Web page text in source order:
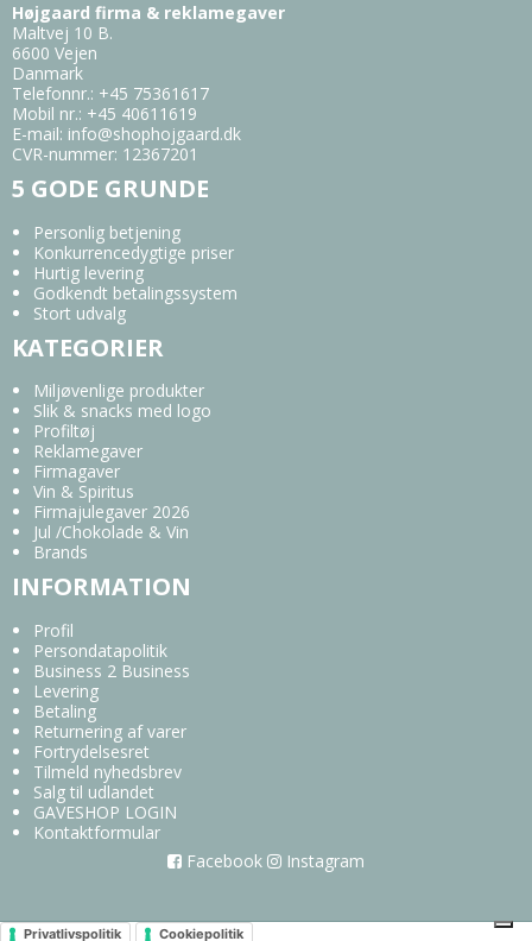
Højgaard firma & reklamegaver
Maltvej 10 B.
6600 Vejen
Danmark
Telefonnr.: +45 75361617
Mobil nr.: +45 40611619
E-mail: info@shophojgaard.dk
CVR-nummer: 12367201
5 GODE GRUNDE
Personlig betjening
Konkurrencedygtige priser
Hurtig levering
Godkendt betalingssystem
Stort udvalg
KATEGORIER
Miljøvenlige produkter
Slik & snacks med logo
Profiltøj
Reklamegaver
Firmagaver
Vin & Spiritus
Firmajulegaver 2026
Jul /Chokolade & Vin
Brands
INFORMATION
Profil
Persondatapolitik
Business 2 Business
Levering
Betaling
Returnering af varer
Fortrydelsesret
Tilmeld nyhedsbrev
Salg til udlandet
GAVESHOP LOGIN
Kontaktformular
Facebook
Instagram
Privatlivspolitik Cookiepolitik